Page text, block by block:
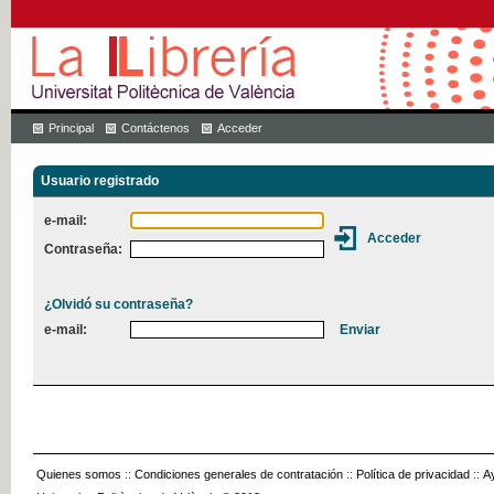
Principal Contáctenos Acceder
Usuario registrado
e-mail:
Contraseña:
¿Olvidó su contraseña?
e-mail:
Quienes somos :: Condiciones generales de contratación :: Política de privacidad ::